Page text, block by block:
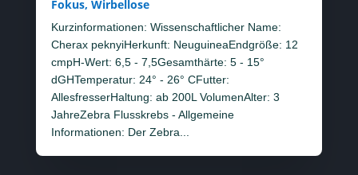
Fokus, Wirbellose
Kurzinformationen: Wissenschaftlicher Name:
Cherax peknyiHerkunft: NeuguineaEndgröße: 12
cmpH-Wert: 6,5 - 7,5Gesamthärte: 5 - 15°
dGHTemperatur: 24° - 26° CFutter:
AllesfresserHaltung: ab 200L VolumenAlter: 3
JahreZebra Flusskrebs - Allgemeine
Informationen: Der Zebra...